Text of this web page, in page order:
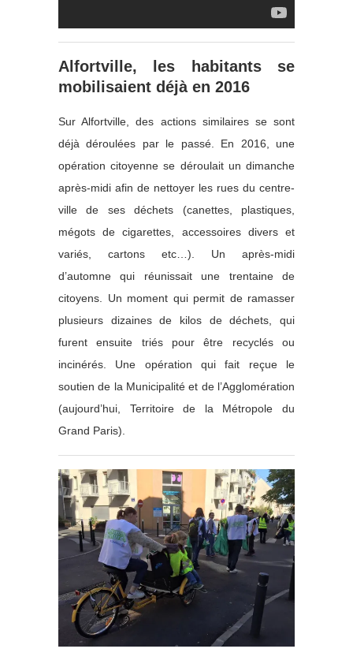
Alfortville, les habitants se
mobilisaient déjà en 2016
Sur Alfortville, des actions similaires se sont
déjà déroulées par le passé. En 2016, une
opération citoyenne se déroulait un dimanche
après-midi afin de nettoyer les rues du centre-
ville de ses déchets (canettes, plastiques,
mégots de cigarettes, accessoires divers et
variés, cartons etc…). Un après-midi
d’automne qui réunissait une trentaine de
citoyens. Un moment qui permit de ramasser
plusieurs dizaines de kilos de déchets, qui
furent ensuite triés pour être recyclés ou
incinérés. Une opération qui fait reçue le
soutien de la Municipalité et de l’Agglomération
(aujourd’hui, Territoire de la Métropole du
Grand Paris).